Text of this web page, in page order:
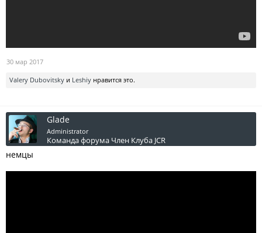
30 мар 2017
Valery Dubovitsky и Leshiy нравится это.
Glade
Administrator
Команда форума Член Клуба JCR
немцы